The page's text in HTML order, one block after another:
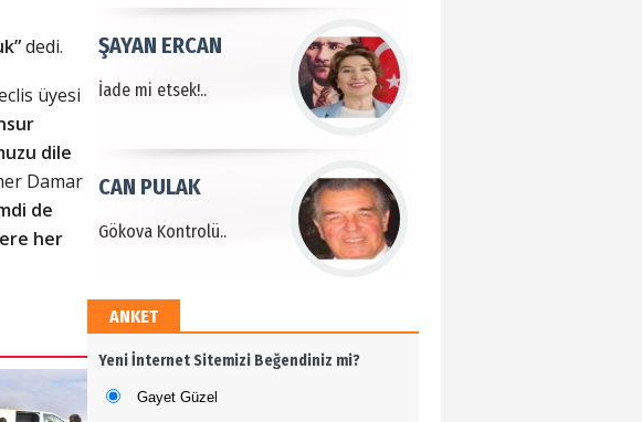
dedi.
üyesi
dile
Damar
de
her
İade mi etsek!..
ŞAYAN ERCAN
Gökova Kontrolü..
CAN PULAK
Değerli Bilim İnsanı Tosun
Terzioğlu'na Saygı..
Dr. MEHMET ÖZDEMİR
ANKET
Yeni İnternet Sitemizi Beğendiniz mi?
Gayet Güzel